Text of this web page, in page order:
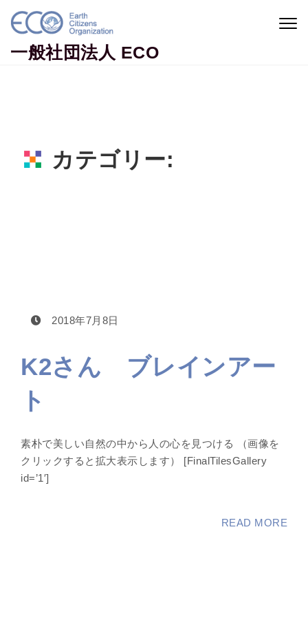
Skip to content
一般社団法人 ECO
カテゴリー:
2018年7月8日
K2さん ブレインアー
ト
素朴で美しい自然の中から人の心を見つける （画像を
クリックすると拡大表示します） [FinalTilesGallery
id=’1′]
READ MORE